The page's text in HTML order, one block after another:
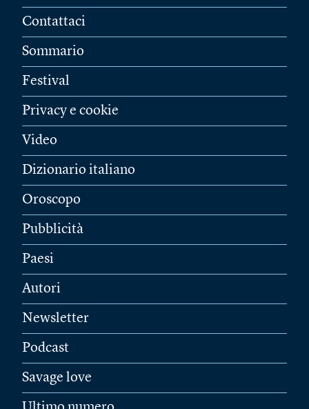
Contattaci
Sommario
Festival
Privacy e cookie
Video
Dizionario italiano
Oroscopo
Pubblicità
Paesi
Autori
Newsletter
Podcast
Savage love